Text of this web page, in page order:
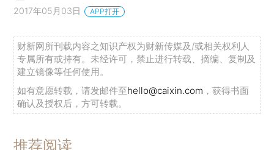
2017年05月03日 APP打开
财新网所刊载内容之知识产权为财新传媒及/或相关权利人
专属所有或持有。未经许可，禁止进行转载、摘编、复制及
建立镜像等任何使用。
如有意愿转载，请发邮件至hello@caixin.com ，获得书面
确认及授权后，方可转载。
推荐阅读